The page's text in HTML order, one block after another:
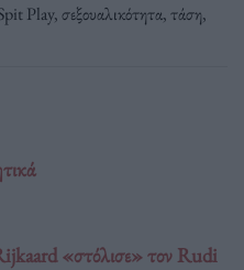
Play,σεξουαλικότητα,τάση,
«στόλισε» τον Rudi